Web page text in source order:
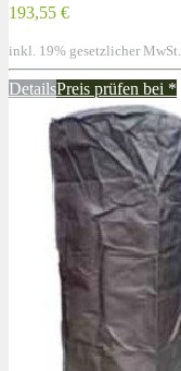
193,55 €
inkl. 19% gesetzlicher MwSt.
DetailsPreis prüfen bei *